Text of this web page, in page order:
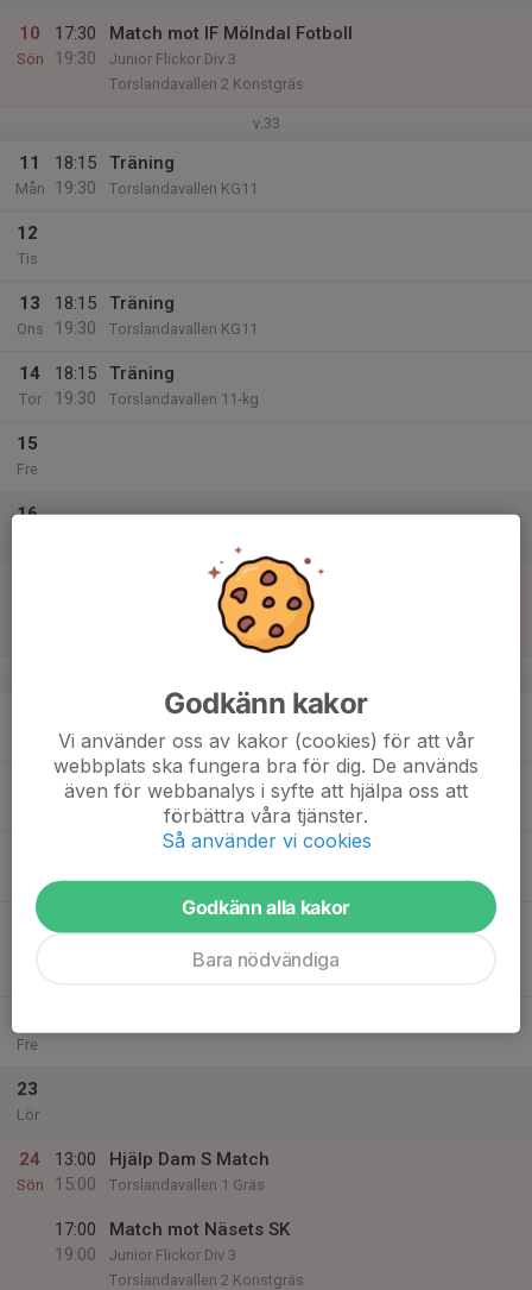
10
Sön
17:30
19:30
Match mot IF Mölndal Fotboll
Junior Flickor Div 3
Torslandavallen 2 Konstgräs
v.33
11
Mån
18:15
19:30
Träning
Torslandavallen KG11
12
Tis
13
Ons
18:15
19:30
Träning
Torslandavallen KG11
14
Tor
18:15
19:30
Träning
Torslandavallen 11-kg
15
Fre
16
Match mot IK Zenith DJ Vit
Junior Flickor Div 3
Hovgårdsvallen 2 Konstgräs (Bjurforsplanen)
19:30
Träning
Torslandavallen KG11
19:30
Träning
Torslandavallen KG11
21
Division 5 Dam
Fre
23
Lör
24
Sön
13:00
15:00
Hjälp Dam S Match
Torslandavallen 1 Gräs
17:00
19:00
Match mot Näsets SK
Junior Flickor Div 3
Torslandavallen 2 Konstgräs
Godkänn kakor
Vi använder oss av kakor (cookies) för att vår
webbplats ska fungera bra för dig. De används
även för webbanalys i syfte att hjälpa oss att
förbättra våra tjänster.
Så använder vi cookies
Godkänn alla kakor
Bara nödvändiga